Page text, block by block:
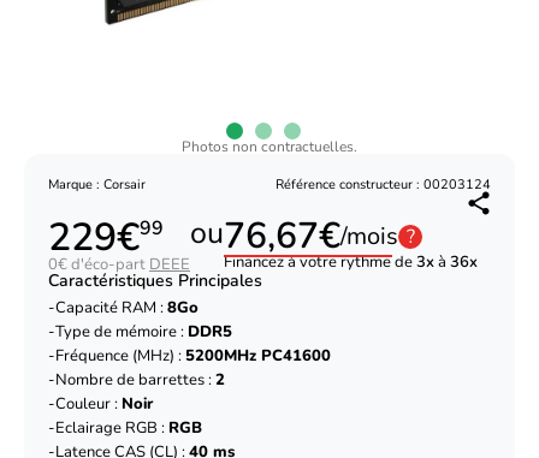
Photos non contractuelles.
Marque : Corsair Référence constructeur : 00203124
229€99
0€ d'éco-part DEEE
ou76,67€/mois ?
Financez à votre rythme de3xà 36x
Caractéristiques Principales
Capacité RAM :8Go
Type de mémoire : DDR5
Fréquence (MHz) :5200MHz PC41600
Nombre de barrettes :2
Couleur : Noir
Eclairage RGB : RGB
Latence CAS (CL) :40 ms